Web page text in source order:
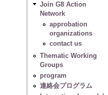
Join G8 Action
Network
approbation
organizations
contact us
Thematic Working
Groups
program
連絡会プログラム